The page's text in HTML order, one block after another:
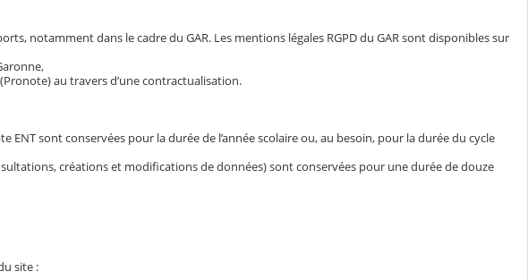
notamment dans le cadre du GAR. Les mentions légales RGPD du GAR sont disponibles sur
au travers d’une contractualisation.
sont conservées pour la durée de l’année scolaire ou, au besoin, pour la durée du cycle
créations et modifications de données) sont conservées pour une durée de douze
site :